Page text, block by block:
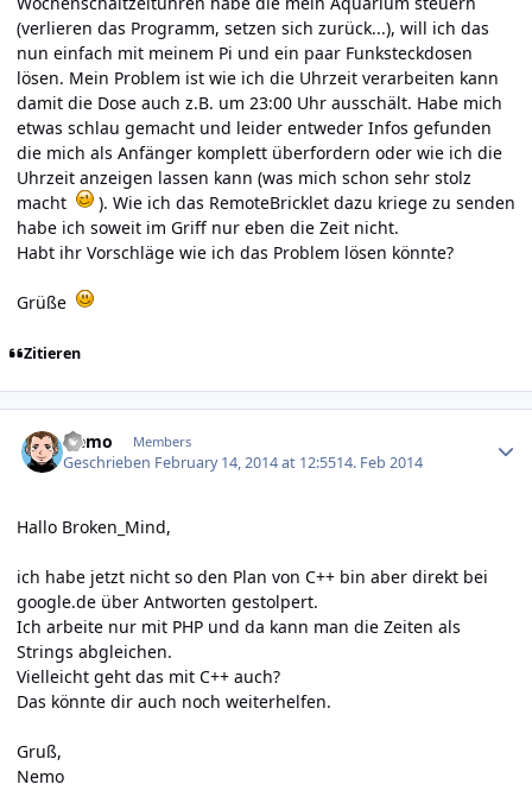
(verlieren das Programm, setzen sich zurück...), will ich das
nun einfach mit meinem Pi und ein paar Funksteckdosen
lösen. Mein Problem ist wie ich die Uhrzeit verarbeiten kann
damit die Dose auch z.B. um 23:00 Uhr ausschält. Habe mich
etwas schlau gemacht und leider entweder Infos gefunden
die mich als Anfänger komplett überfordern oder wie ich die
Uhrzeit anzeigen lassen kann (was mich schon sehr stolz
macht
). Wie ich das RemoteBricklet dazu kriege zu senden
habe ich soweit im Griff nur eben die Zeit nicht.
Habt ihr Vorschläge wie ich das Problem lösen könnte?
Grüße
Zitieren
Nemo Members
Geschrieben February 14, 2014 at 12:5514. Feb 2014
Hallo Broken_Mind,
ich habe jetzt nicht so den Plan von C++ bin aber direkt bei
google.de über Antworten gestolpert.
Ich arbeite nur mit PHP und da kann man die Zeiten als
Strings abgleichen.
Vielleicht geht das mit C++ auch?
Das könnte dir auch noch weiterhelfen.
Gruß,
Nemo